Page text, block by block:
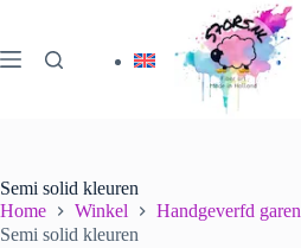
de
inhoud
Semi solid kleuren
Home
Winkel
Handgeverfd garen
Semi solid kleuren